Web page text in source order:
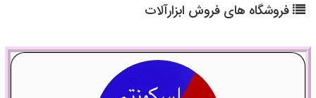
فروشگاه های فروش ابزارآلات